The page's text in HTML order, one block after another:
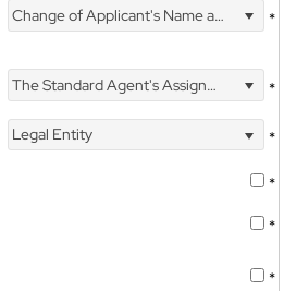
Change of Applicant's Name and Address *
The Standard Agent's Assignment
*
Legal Entity
*
*
*
*